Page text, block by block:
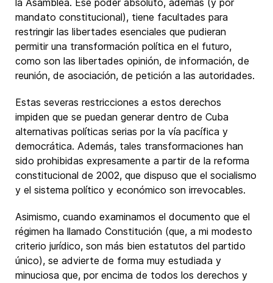
la Asamblea. Ese poder absoluto, además (y por
mandato constitucional), tiene facultades para
restringir las libertades esenciales que pudieran
permitir una transformación política en el futuro,
como son las libertades opinión, de información, de
reunión, de asociación, de petición a las autoridades.
Estas severas restricciones a estos derechos
impiden que se puedan generar dentro de Cuba
alternativas políticas serias por la vía pacífica y
democrática. Además, tales transformaciones han
sido prohibidas expresamente a partir de la reforma
constitucional de 2002, que dispuso que el socialismo
y el sistema político y económico son irrevocables.
Asimismo, cuando examinamos el documento que el
régimen ha llamado Constitución (que, a mi modesto
criterio jurídico, son más bien estatutos del partido
único), se advierte de forma muy estudiada y
minuciosa que, por encima de todos los derechos y